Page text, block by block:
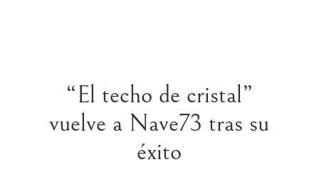
“El techo de cristal”
vuelve a Nave73 tras su
éxito